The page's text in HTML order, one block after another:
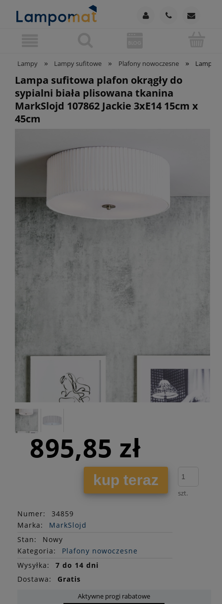
Lampy » Lampy sufitowe » Plafony nowoczesne » Lampa
Lampa sufitowa plafon okrągły do
sypialni biała plisowana tkanina
MarkSlojd 107862 Jackie 3xE14 15cm x
45cm
895,85 zł
kup teraz
szt.
Numer:
34859
Marka:
MarkSlojd
Stan:
Nowy
Kategoria:
Plafony nowoczesne
Wysyłka:
7 do 14 dni
Dostawa:
Gratis
Aktywne progi rabatowe